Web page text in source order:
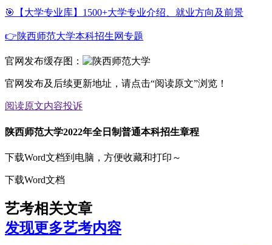
🎯【大学专业库】1500+大学专业介绍、就业方向及前景
👉陕西师范大学本科招生网专题
官网发布缓存图：
官网发布及后续更新地址，请点击“阅读原文”浏览！
阅读原文内容投诉
陕西师范大学2022年全日制普通本科招生章程
下载Word文档到电脑，方便收藏和打印～
下载Word文档
艺考相关文章
发现更多艺考内容